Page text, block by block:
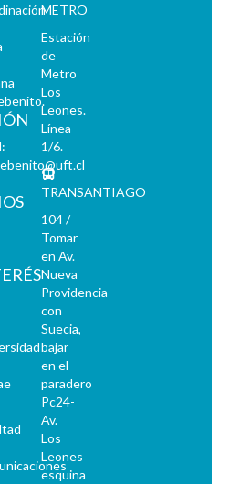
METRO
Estación
de
Metro
Los
Leones.
Línea
1/6.
TRANSANTIAGO
104 /
Tomar
en Av.
Nueva
Providencia
con
Suecia,
bajar
en el
paradero
Pc24-
Av.
Los
Leones
esquina